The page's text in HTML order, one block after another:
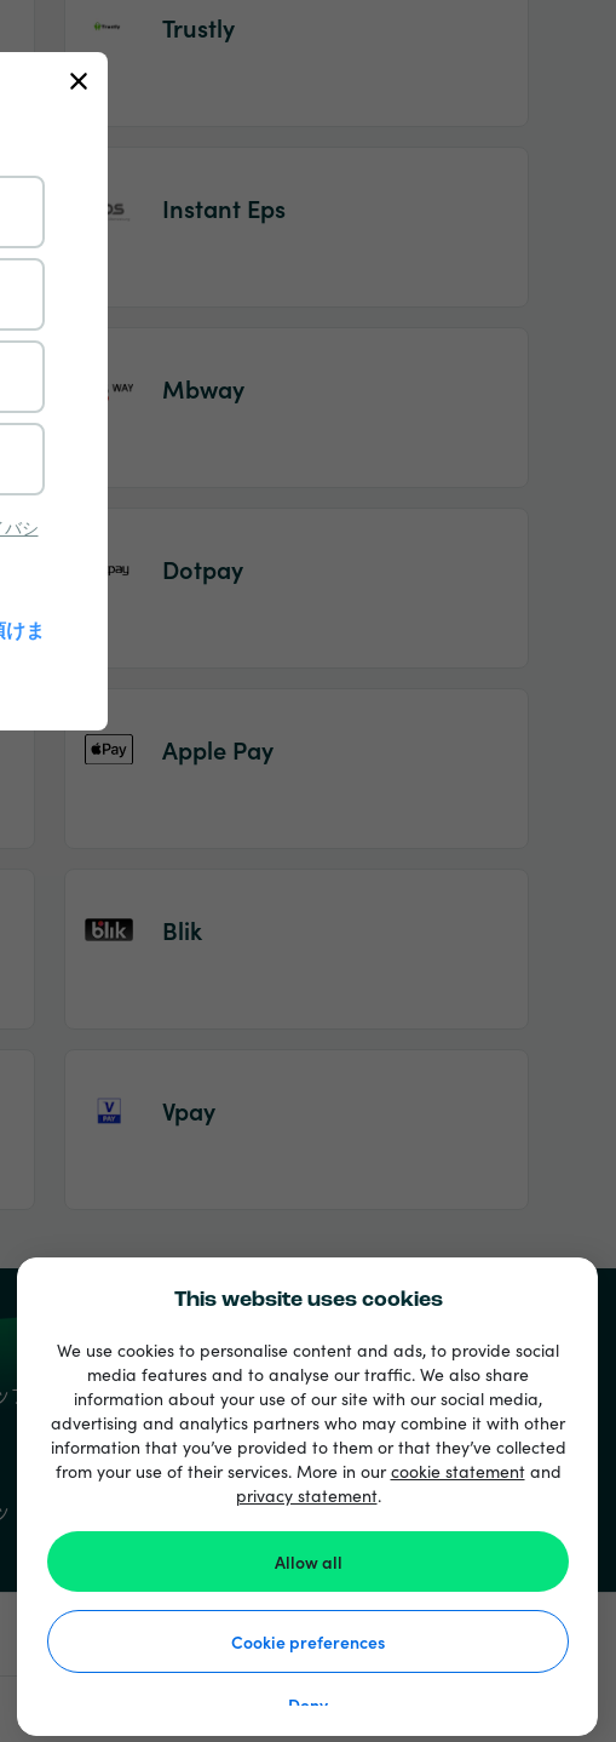
This website uses cookies
We use cookies to personalise content and ads, to provide social
media features and to analyse our traffic. We also share
information about your use of our site with our social media,
advertising and analytics partners who may combine it with other
information that you’ve provided to them or that they’ve collected
from your use of their services. More in ourcookie statementand
privacy statement.
Allow all
Cookie preferences
Deny
バシ
ま
Trustly
Instant Eps
Mbway
Dotpay
Apple Pay
Blik
Vpay
カード